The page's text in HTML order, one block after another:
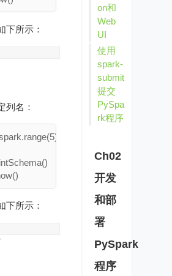
下所示：
列名：
下所示：
on和
Web
UI
使用
spark-
submit
提交
PySpa
rk程序
Ch02
开发
和部
署
PySpark
程序